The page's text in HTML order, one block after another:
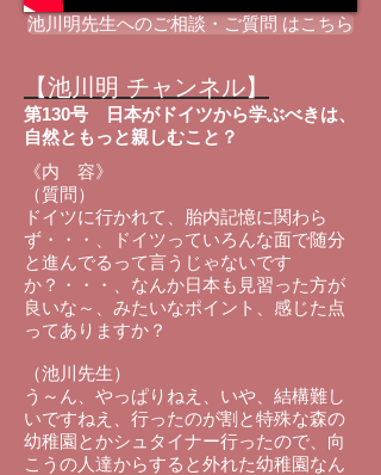
池川明先生へのご相談・ご質問 はこちら
【池川明 チャンネル】
第130号
日本がドイツから学ぶべきは、
自然ともっと親しむこと？
《内 容》
（質問）
ドイツに行かれて、胎内記憶に関わら
ず・・・、ドイツっていろんな面で随分
と進んでるって言うじゃないです
か？・・・、なんか日本も見習った方が
良いな～、みたいなポイント、感じた点
ってありますか？
（池川先生）
う～ん、やっぱりねえ、いや、結構難し
いですねえ、行ったのが割と特殊な森の
幼稚園とかシュタイナー行ったので、向
こうの人達からすると外れた幼稚園なん